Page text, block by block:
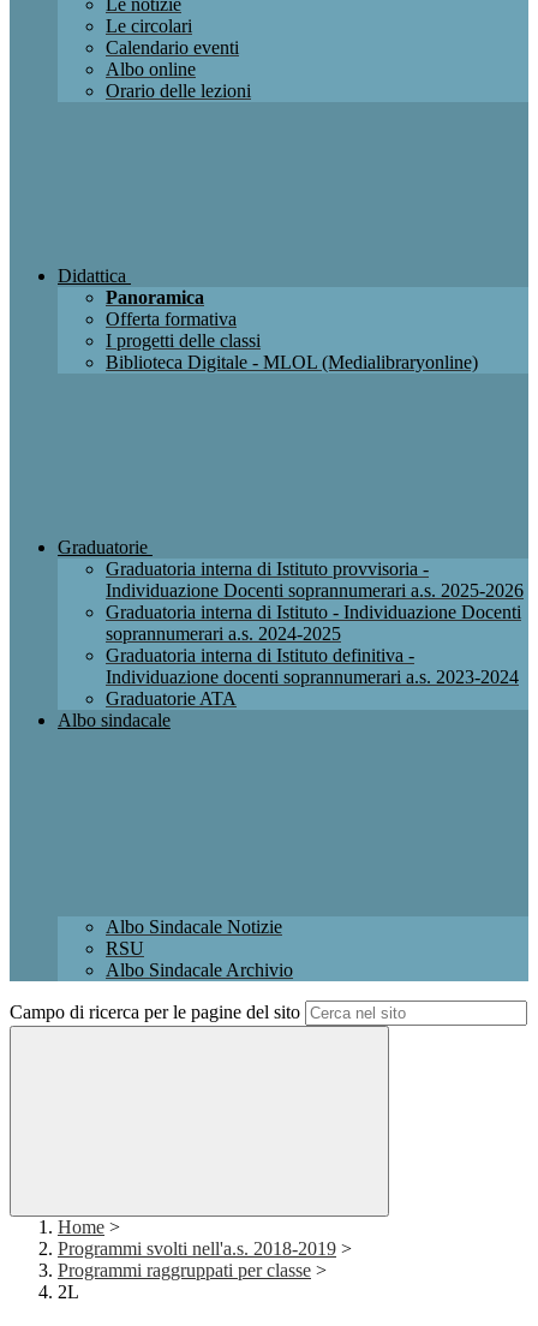
Le notizie
Le circolari
Calendario eventi
Albo online
Orario delle lezioni
Didattica
Panoramica
Offerta formativa
I progetti delle classi
Biblioteca Digitale - MLOL (Medialibraryonline)
Graduatorie
Graduatoria interna di Istituto provvisoria -
Individuazione Docenti soprannumerari a.s. 2025-2026
Graduatoria interna di Istituto - Individuazione Docenti
soprannumerari a.s. 2024-2025
Graduatoria interna di Istituto definitiva -
Individuazione docenti soprannumerari a.s. 2023-2024
Graduatorie ATA
Albo sindacale
Albo Sindacale Notizie
RSU
Albo Sindacale Archivio
Campo di ricerca per le pagine del sito
Home >
Programmi svolti nell'a.s. 2018-2019 >
Programmi raggruppati per classe >
2L